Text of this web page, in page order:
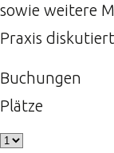
sowie weitere
Praxis
Buchungen
Plätze